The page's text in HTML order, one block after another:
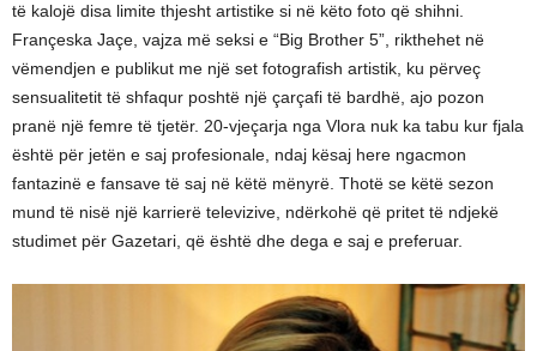
të kalojë disa limite thjesht artistike si në këto foto që shihni.
Françeska Jaçe, vajza më seksi e “Big Brother 5”, rikthehet në
vëmendjen e publikut me një set fotografish artistik, ku përveç
sensualitetit të shfaqur poshtë një çarçafi të bardhë, ajo pozon
pranë një femre të tjetër. 20-vjeçarja nga Vlora nuk ka tabu kur fjala
është për jetën e saj profesionale, ndaj kësaj here ngacmon
fantazinë e fansave të saj në këtë mënyrë. Thotë se këtë sezon
mund të nisë një karrierë televizive, ndërkohë që pritet të ndjekë
studimet për Gazetari, që është dhe dega e saj e preferuar.